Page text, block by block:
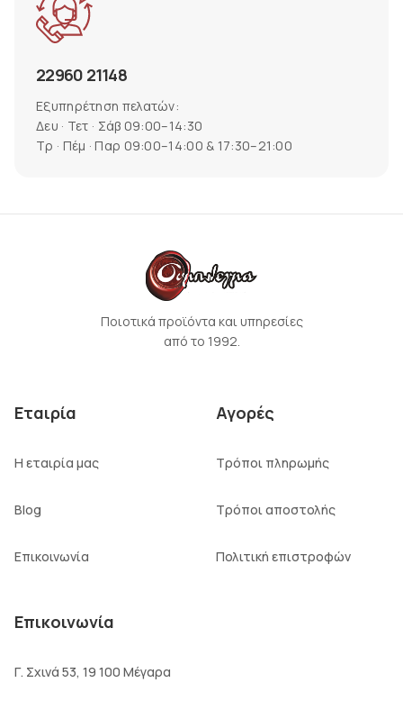
22960 21148
Εξυπηρέτηση πελατών:
Δευ · Τετ · Σάβ 09:00–14:30
Τρ · Πέμ · Παρ 09:00–14:00 & 17:30–21:00
Ποιοτικά προϊόντα και υπηρεσίες
από το 1992.
Εταιρία
Η εταιρία μας
Blog
Επικοινωνία
Αγορές
Τρόποι πληρωμής
Τρόποι αποστολής
Πολιτική επιστροφών
Επικοινωνία
Γ. Σχινά 53, 19 100 Μέγαρα